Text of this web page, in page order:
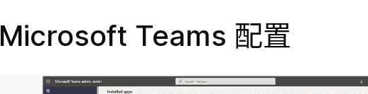
Microsoft Teams 配置